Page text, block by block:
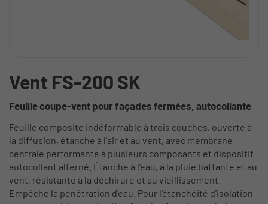
Vent FS-200 SK
Feuille coupe-vent pour façades fermées, autocollante
Feuille composite indéformable à trois couches, ouverte à
la diffusion, étanche à l'air et au vent, avec membrane
centrale performante à plusieurs composants et dispositif
autocollant alterné. Étanche à l'eau, à la pluie battante et au
vent, résistante à la déchirure et au vieillissement.
Empêche la pénétration d'eau. Pour l'étanchéité d'isolation